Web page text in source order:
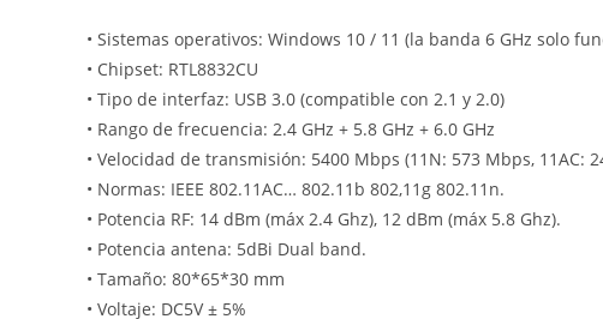
• Sistemas operativos: Windows 10 / 11 (la banda 6 GHz solo
• Chipset: RTL8832CU
• Tipo de interfaz: USB 3.0 (compatible con 2.1 y 2.0)
• Rango de frecuencia: 2.4 GHz + 5.8 GHz + 6.0 GHz
• Velocidad de transmisión: 5400 Mbps (11N: 573 Mbps, 11AC:
• Normas: IEEE 802.11AC… 802.11b 802,11g 802.11n.
• Potencia RF: 14 dBm (máx 2.4 Ghz), 12 dBm (máx 5.8 Ghz).
• Potencia antena: 5dBi Dual band.
• Tamaño: 80*65*30 mm
• Voltaje: DC5V ± 5%